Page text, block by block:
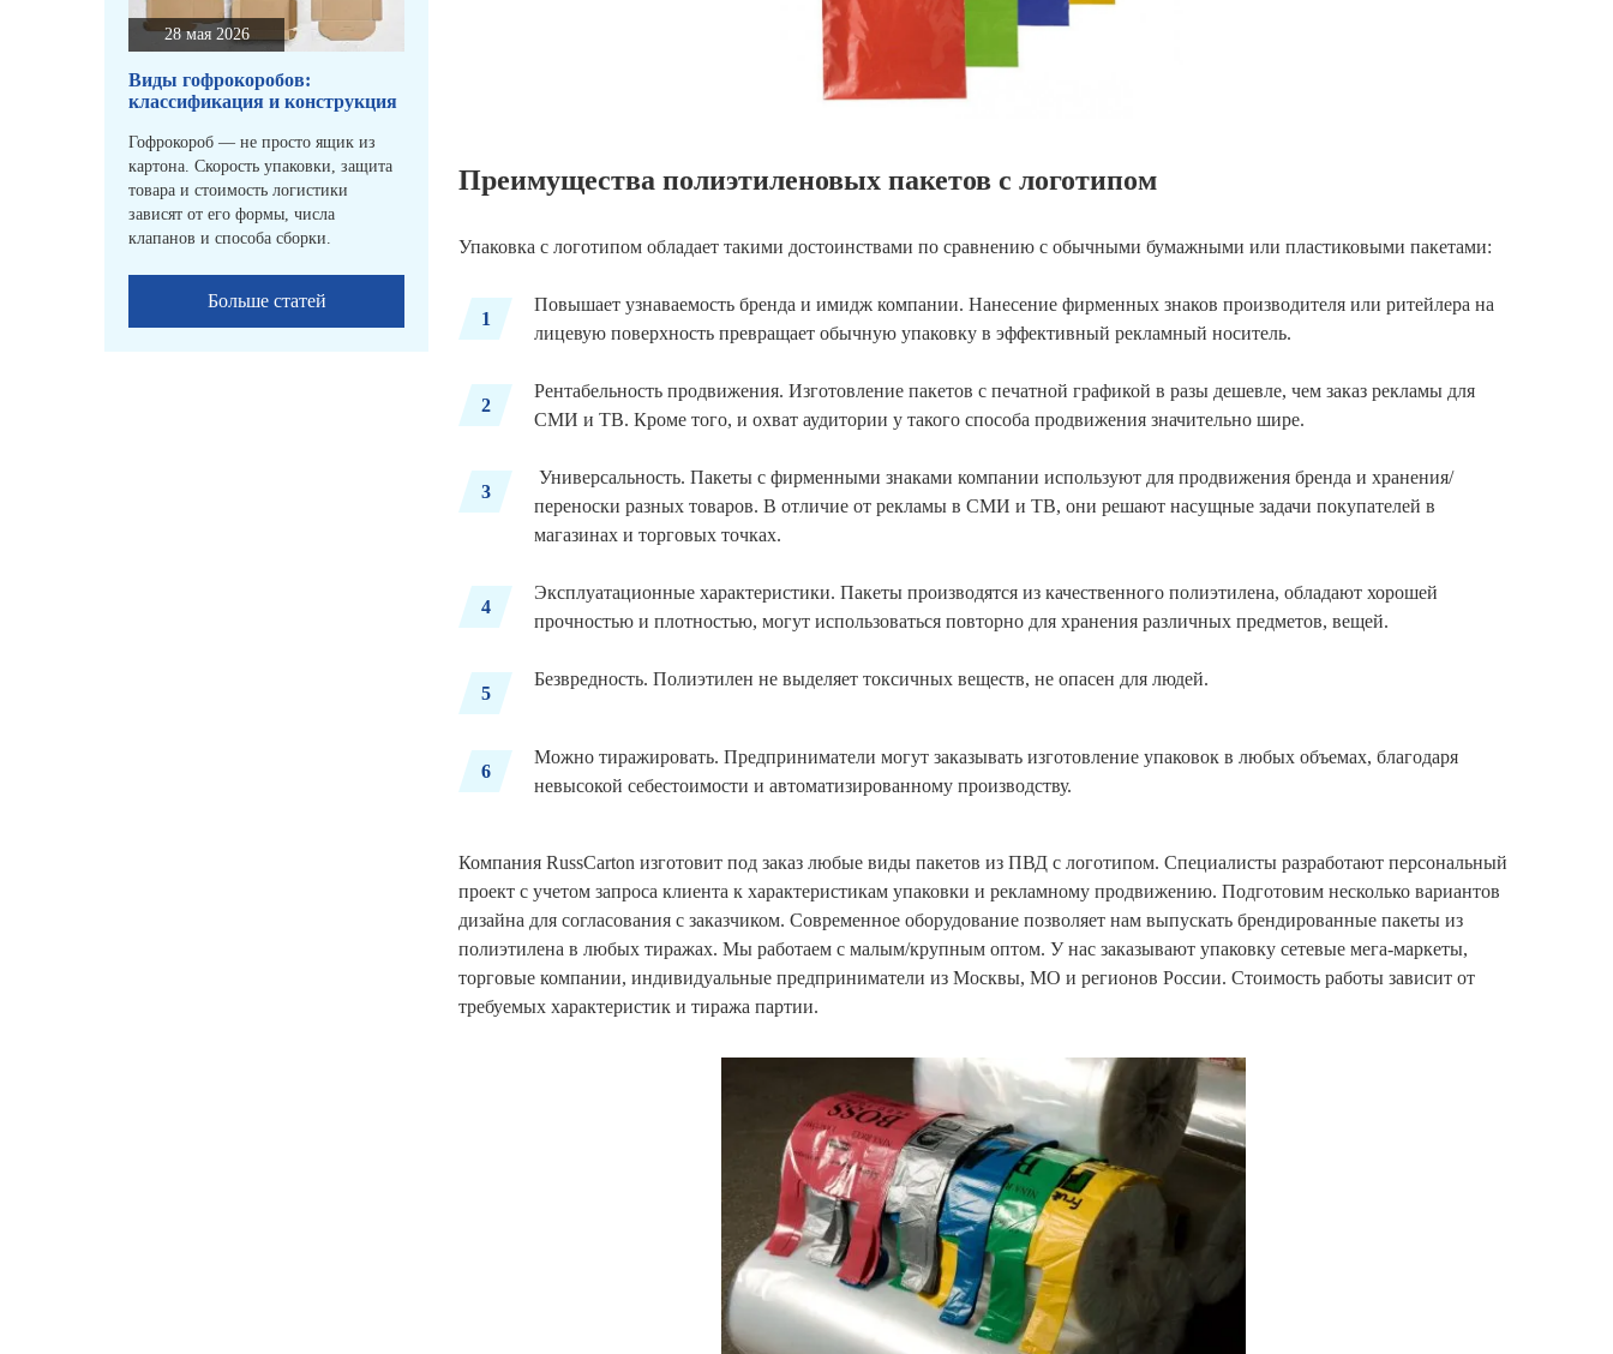
28 мая 2026
Виды гофрокоробов:
классификация и конструкция
Гофрокороб — не просто ящик из
картона. Скорость упаковки, защита
товара и стоимость логистики
зависят от его формы, числа
клапанов и способа сборки.
Больше статей
Преимущества полиэтиленовых пакетов с логотипом
Упаковка с логотипом обладает такими достоинствами по сравнению с обычными бумажными или пластиковыми пакетами:
1
Повышает узнаваемость бренда и имидж компании. Нанесение фирменных знаков производителя или ритейлера на
лицевую поверхность превращает обычную упаковку в эффективный рекламный носитель.
2
Рентабельность продвижения. Изготовление пакетов с печатной графикой в разы дешевле, чем заказ рекламы для
СМИ и ТВ. Кроме того, и охват аудитории у такого способа продвижения значительно шире.
3
Универсальность. Пакеты с фирменными знаками компании используют для продвижения бренда и хранения/
переноски разных товаров. В отличие от рекламы в СМИ и ТВ, они решают насущные задачи покупателей в
магазинах и торговых точках.
4
Эксплуатационные характеристики. Пакеты производятся из качественного полиэтилена, обладают хорошей
прочностью и плотностью, могут использоваться повторно для хранения различных предметов, вещей.
5
Безвредность. Полиэтилен не выделяет токсичных веществ, не опасен для людей.
6
Можно тиражировать. Предприниматели могут заказывать изготовление упаковок в любых объемах, благодаря
невысокой себестоимости и автоматизированному производству.
Компания RussCarton изготовит под заказ любые виды пакетов из ПВД с логотипом. Специалисты разработают персональный
проект с учетом запроса клиента к характеристикам упаковки и рекламному продвижению. Подготовим несколько вариантов
дизайна для согласования с заказчиком. Современное оборудование позволяет нам выпускать брендированные пакеты из
полиэтилена в любых тиражах. Мы работаем с малым/крупным оптом. У нас заказывают упаковку сетевые мега-маркеты,
торговые компании, индивидуальные предприниматели из Москвы, МО и регионов России. Стоимость работы зависит от
требуемых характеристик и тиража партии.